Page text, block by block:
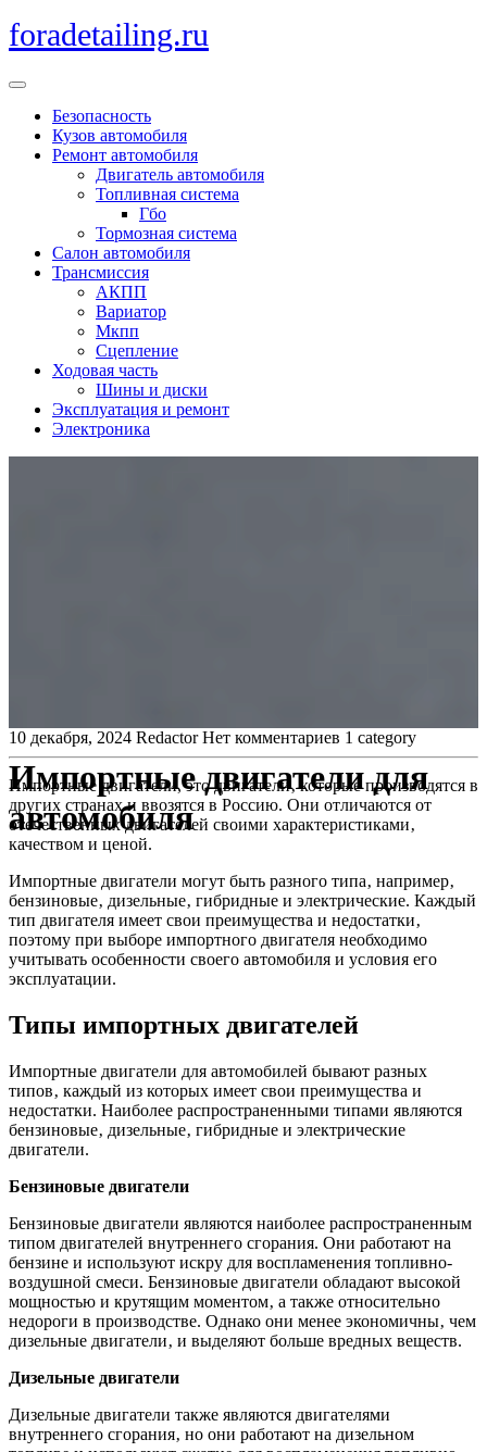
Перейти
к
foradetailing.ru
Кнопка
ОткрытьБезопасность
Кузов автомобиля
Ремонт автомобиля
Двигатель автомобиля
Топливная система
Гбо
Тормозная система
Салон автомобиля
Трансмиссия
АКПП
Вариатор
Мкпп
Сцепление
Ходовая часть
Шины и диски
Эксплуатация и ремонт
Электроника
Импортные двигатели для
автомобиля
10 декабря, 2024 Redactor Нет комментариев 1 category
Импортные двигатели, это двигатели‚ которые производятся в
других странах и ввозятся в Россию. Они отличаются от
отечественных двигателей своими характеристиками‚
качеством и ценой.
Импортные двигатели могут быть разного типа‚ например‚
бензиновые‚ дизельные‚ гибридные и электрические. Каждый
тип двигателя имеет свои преимущества и недостатки‚
поэтому при выборе импортного двигателя необходимо
учитывать особенности своего автомобиля и условия его
эксплуатации.
Типы импортных двигателей
Импортные двигатели для автомобилей бывают разных
типов‚ каждый из которых имеет свои преимущества и
недостатки. Наиболее распространенными типами являются
бензиновые‚ дизельные‚ гибридные и электрические
двигатели.
Бензиновые двигатели
Бензиновые двигатели являются наиболее распространенным
типом двигателей внутреннего сгорания. Они работают на
бензине и используют искру для воспламенения топливно-
воздушной смеси. Бензиновые двигатели обладают высокой
мощностью и крутящим моментом‚ а также относительно
недороги в производстве. Однако они менее экономичны‚ чем
дизельные двигатели‚ и выделяют больше вредных веществ.
Дизельные двигатели
Дизельные двигатели также являются двигателями
внутреннего сгорания‚ но они работают на дизельном